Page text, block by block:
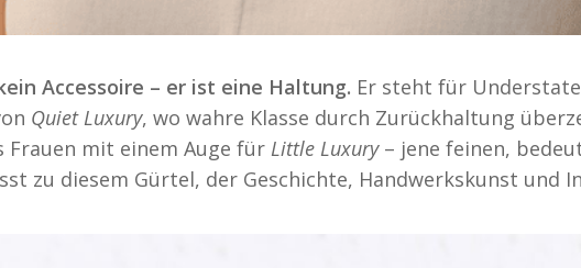
Accessoire – er ist eine Haltung. Er steht für
Quiet Luxury, wo wahre Klasse durch Zurückhaltung
Frauen mit einem Auge für Little Luxury– jene feinen,
zu diesem Gürtel, der Geschichte, Handwerkskunst und